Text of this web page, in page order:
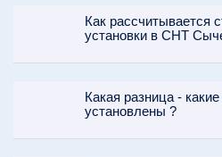
Как рассчитывается
установки в СНТ
Какая разница -
установлены ?